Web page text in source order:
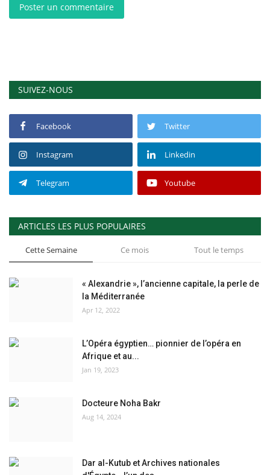
Poster un commentaire
SUIVEZ-NOUS
Facebook Twitter
Instagram Linkedin
Telegram Youtube
ARTICLES LES PLUS POPULAIRES
Cette Semaine Ce mois Tout le temps
« Alexandrie », l’ancienne capitale, la perle de
la Méditerranée
Apr 12, 2022
L’Opéra égyptien… pionnier de l’opéra en
Afrique et au...
Jan 19, 2023
Docteure Noha Bakr
Aug 14, 2024
Dar al-Kutub et Archives nationales